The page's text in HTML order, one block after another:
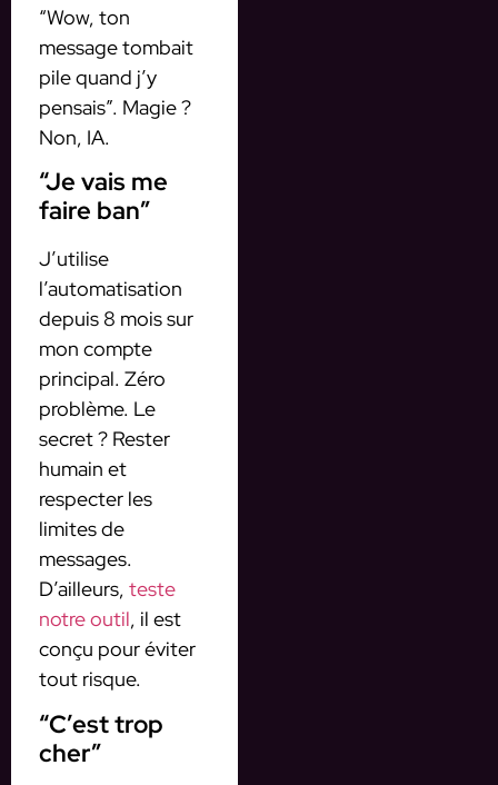
“Wow, ton
message tombait
pile quand j’y
pensais”. Magie ?
Non, IA.
“Je vais me
faire ban”
J’utilise
l’automatisation
depuis 8 mois sur
mon compte
principal. Zéro
problème. Le
secret ? Rester
humain et
respecter les
limites de
messages.
D’ailleurs, teste
notre outil, il est
conçu pour éviter
tout risque.
“C’est trop
cher”